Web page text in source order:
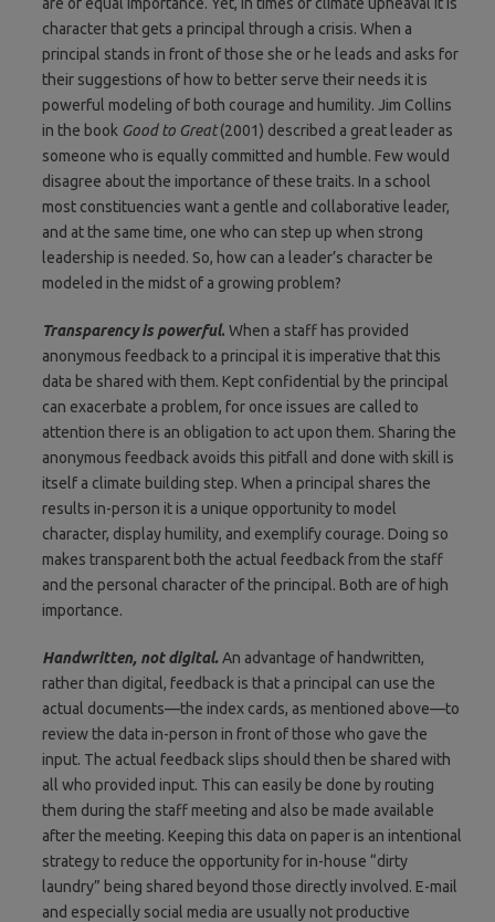
character that gets a principal through a crisis. When a
principal stands in front of those she or he leads and asks for
their suggestions of how to better serve their needs it is
powerful modeling of both courage and humility. Jim Collins
in the book Good to Great(2001) described a great leader as
someone who is equally committed and humble. Few would
disagree about the importance of these traits. In a school
most constituencies want a gentle and collaborative leader,
and at the same time, one who can step up when strong
leadership is needed. So, how can a leader’s character be
modeled in the midst of a growing problem?
Transparency is powerful. When a staff has provided
anonymous feedback to a principal it is imperative that this
data be shared with them. Kept confidential by the principal
can exacerbate a problem, for once issues are called to
attention there is an obligation to act upon them. Sharing the
anonymous feedback avoids this pitfall and done with skill is
itself a climate building step. When a principal shares the
results in-person it is a unique opportunity to model
character, display humility, and exemplify courage. Doing so
makes transparent both the actual feedback from the staff
and the personal character of the principal. Both are of high
importance.
Handwritten, not digital.An advantage of handwritten,
rather than digital, feedback is that a principal can use the
actual documents—the index cards, as mentioned above—to
review the data in-person in front of those who gave the
input. The actual feedback slips should then be shared with
all who provided input. This can easily be done by routing
them during the staff meeting and also be made available
after the meeting. Keeping this data on paper is an intentional
strategy to reduce the opportunity for in-house “dirty
laundry” being shared beyond those directly involved. E-mail
and especially social media are usually not productive